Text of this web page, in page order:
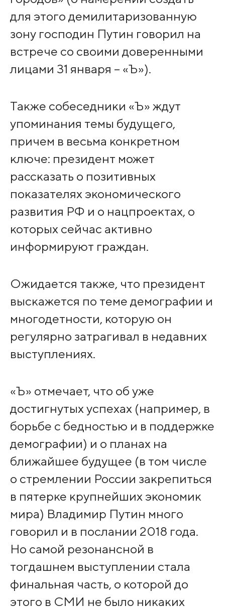
для этого демилитаризованную
зону господин Путин говорил на
встрече со своими доверенными
лицами 31 января – «Ъ»).
Также собеседники «Ъ» ждут
упоминания темы будущего,
причем в весьма конкретном
ключе: президент может
рассказать о позитивных
показателях экономического
развития РФ и о нацпроектах, о
которых сейчас активно
информируют граждан.
Ожидается также, что президент
выскажется по теме демографии и
многодетности, которую он
регулярно затрагивал в недавних
выступлениях.
«Ъ» отмечает, что об уже
достигнутых успехах (например, в
борьбе с бедностью и в поддержке
демографии) и о планах на
ближайшее будущее (в том числе
о стремлении России закрепиться
в пятерке крупнейших экономик
мира) Владимир Путин много
говорил и в послании 2018 года.
Но самой резонансной в
тогдашнем выступлении стала
финальная часть, о которой до
этого в СМИ не было никаких